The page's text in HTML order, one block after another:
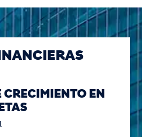
CRECIMIENTO EN